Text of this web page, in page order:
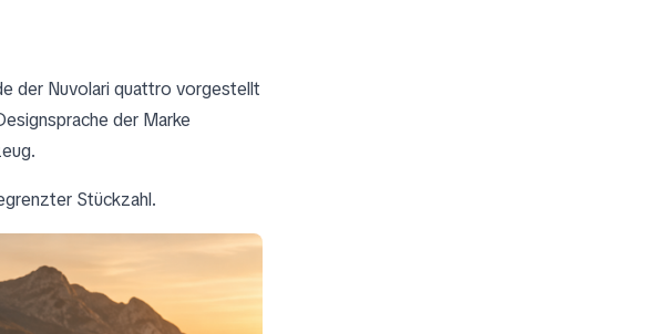
der Nuvolari quattro vorgestellt
der Marke
Stückzahl.